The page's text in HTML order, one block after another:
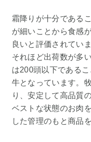
霜降りが十分である
が細いことから食感
良いと評価されてい
それほど出荷数が多
は200頭以下である
牛となっています。
り、安定して高品質
ベストな状態のお肉
した管理のもと商品